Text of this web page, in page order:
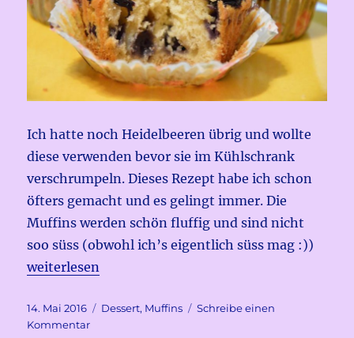
Ich hatte noch Heidelbeeren übrig und wollte
diese verwenden bevor sie im Kühlschrank
verschrumpeln. Dieses Rezept habe ich schon
öfters gemacht und es gelingt immer. Die
Muffins werden schön fluffig und sind nicht
soo süss (obwohl ich’s eigentlich süss mag :))
„Heidelbeermuffins“
weiterlesen
Veröffentlicht
am
14. Mai 2016 Kategorien
Dessert, Muffins
Schreibe einen
Kommentarzu